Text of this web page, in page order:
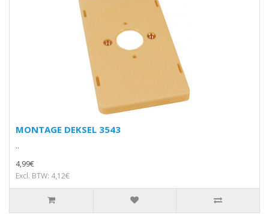
MONTAGE DEKSEL 3543
..
4,99€
Excl. BTW: 4,12€